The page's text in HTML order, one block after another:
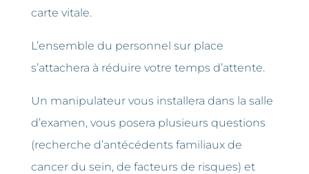
carte vitale.
L’ensemble du personnel sur place
s’attachera à réduire votre temps d’attente.
Un manipulateur vous installera dans la salle
d’examen, vous posera plusieurs questions
(recherche d’antécédents familiaux de
cancer du sein, de facteurs de risques) et